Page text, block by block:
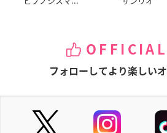
フォローしてより楽しい